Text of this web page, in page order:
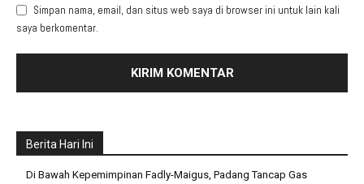
Simpan nama, email, dan situs web saya di browser ini untuk lain kali
saya berkomentar.
Berita Hari Ini
Di Bawah Kepemimpinan Fadly-Maigus, Padang Tancap Gas